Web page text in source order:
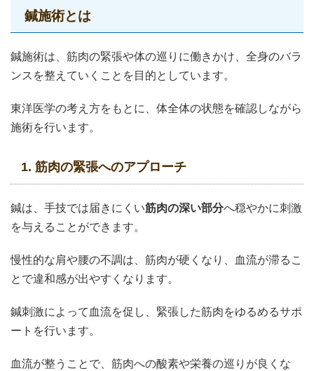
鍼施術とは
鍼施術は、筋肉の緊張や体の巡りに働きかけ、全身のバラ
ンスを整えていくことを目的としています。
東洋医学の考え方をもとに、体全体の状態を確認しながら
施術を行います。
1. 筋肉の緊張へのアプローチ
鍼は、手技では届きにくい筋肉の深い部分へ穏やかに刺激
を与えることができます。
慢性的な肩や腰の不調は、筋肉が硬くなり、血流が滞るこ
とで違和感が出やすくなります。
鍼刺激によって血流を促し、緊張した筋肉をゆるめるサポ
ートを行います。
血流が整うことで、筋肉への酸素や栄養の巡りが良くな